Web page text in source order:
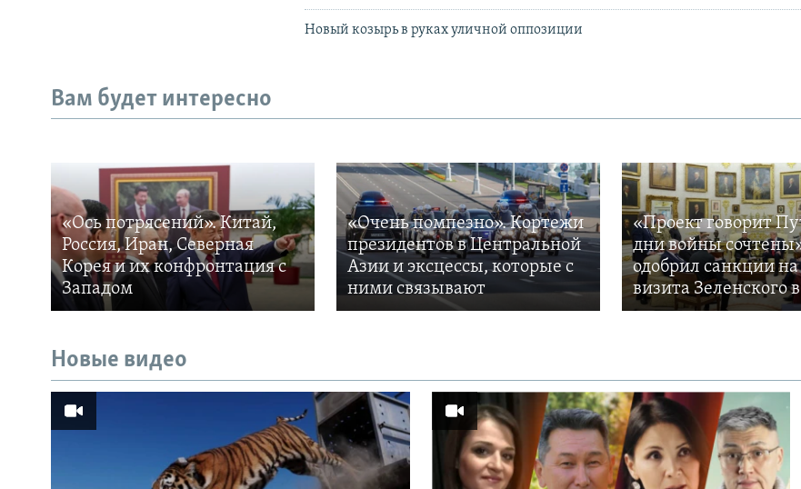
Новый козырь в руках уличной оппозиции
Вам будет интересно
«Ось потрясений». Китай,
Россия, Иран, Северная
Корея и их конфронтация с
Западом
«Очень помпезно». Кортежи
президентов в Центральной
Азии и эксцессы, которые с
ними связывают
«Проект говорит
дни войны
одобрил санкции
визита Зеленского
Новые видео